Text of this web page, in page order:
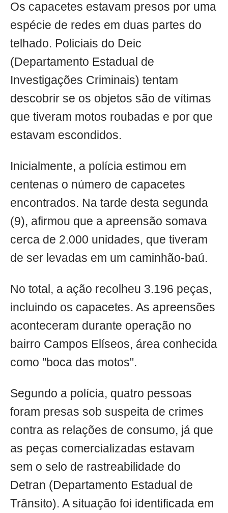
Os capacetes estavam presos por uma
espécie de redes em duas partes do
telhado. Policiais do Deic
(Departamento Estadual de
Investigações Criminais) tentam
descobrir se os objetos são de vítimas
que tiveram motos roubadas e por que
estavam escondidos.
Inicialmente, a polícia estimou em
centenas o número de capacetes
encontrados. Na tarde desta segunda
(9), afirmou que a apreensão somava
cerca de 2.000 unidades, que tiveram
de ser levadas em um caminhão-baú.
No total, a ação recolheu 3.196 peças,
incluindo os capacetes. As apreensões
aconteceram durante operação no
bairro Campos Elíseos, área conhecida
como "boca das motos".
Segundo a polícia, quatro pessoas
foram presas sob suspeita de crimes
contra as relações de consumo, já que
as peças comercializadas estavam
sem o selo de rastreabilidade do
Detran (Departamento Estadual de
Trânsito). A situação foi identificada em